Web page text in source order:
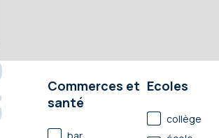
Commerces et
santé
bar
Ecoles
collège